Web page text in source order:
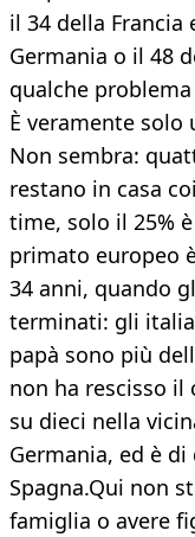
il 34 della Francia
Germania o il 48
qualche
È veramente solo
Non sembra:
restano in casa
time, solo il 25%
primato europeo
34 anni, quando
terminati: gli
papà sono più
non ha rescisso il
su dieci nella
Germania, ed è
Spagna.Qui non
famiglia o avere